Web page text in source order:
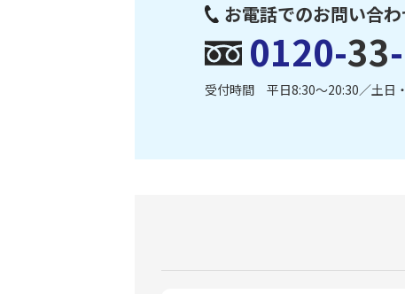
お電話でのお問い合
0120-33
受付時間 平日8:30〜20:30／土日